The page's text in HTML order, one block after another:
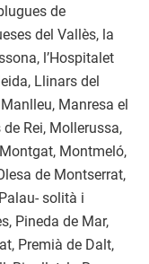
de
del Vallès, la
l’Hospitalet
Llinars del
Manresa el
Rei, Mollerussa,
Montmeló,
de Montserrat,
solità i
Pineda de Mar,
Premià de Dalt,